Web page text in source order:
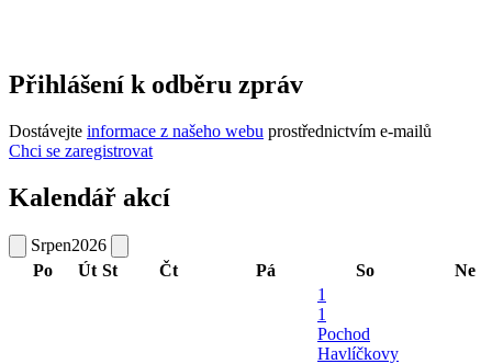
Přihlášení k odběru zpráv
Dostávejte informace z našeho webu prostřednictvím e-mailů
Chci se zaregistrovat
Kalendář akcí
Srpen2026
Po
Út St Čt Pá So Ne
1
1
Pochod
Havlíčkovy